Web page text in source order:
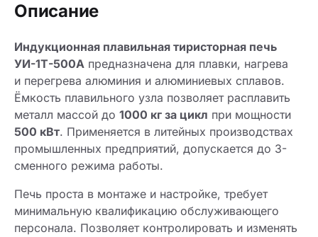
Описание
Индукционная плавильная тиристорная печь
УИ-1Т-500А предназначена для плавки, нагрева
и перегрева алюминия и алюминиевых сплавов.
Ёмкость плавильного узла позволяет расплавить
металл массой до 1000 кг за цикл при мощности
500 кВт. Применяется в литейных производствах
промышленных предприятий, допускается до 3-
сменного режима работы.
Печь проста в монтаже и настройке, требует
минимальную квалификацию обслуживающего
персонала. Позволяет контролировать и изменять